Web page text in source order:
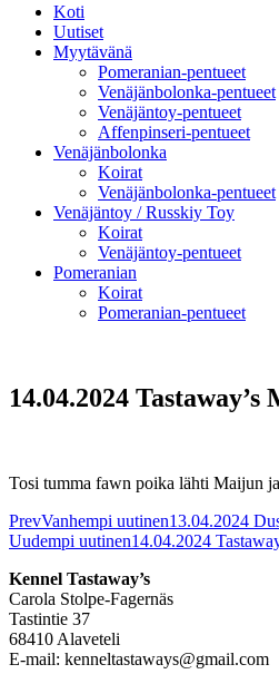
Koti
Uutiset
Myytävänä
Pomeranian-pentueet
Venäjänbolonka-pentueet
Venäjäntoy-pentueet
Affenpinseri-pentueet
Venäjänbolonka
Koirat
Venäjänbolonka-pentueet
Venäjäntoy / Russkiy Toy
Koirat
Venäjäntoy-pentueet
Pomeranian
Koirat
Pomeranian-pentueet
14.04.2024 Tastaway’s
Tosi tumma fawn poika lähti Maijun
PrevVanhempi uutinen13.04.2024
Uudempi uutinen14.04.2024
Kennel Tastaway’s
Carola Stolpe-Fagernäs
Tastintie 37
68410 Alaveteli
E-mail: kenneltastaways@gmail.com